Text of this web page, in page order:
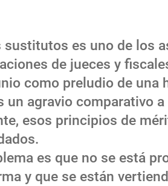
es uno de los
de jueces y
como preludio de una
un agravio comparativo
esos principios de
es que no se está
y que se están